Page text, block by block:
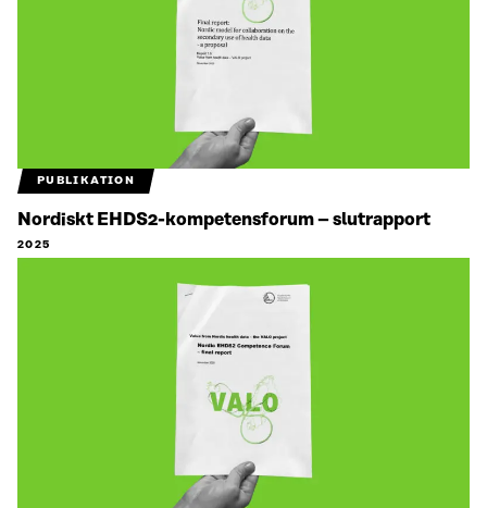
PUBLIKATION
Nordiskt EHDS2-kompetensforum – slutrapport
2025